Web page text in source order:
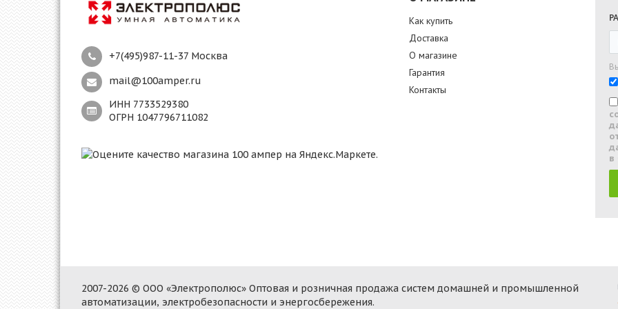
+7(495)987-11-37 Москва
mail@100amper.ru
ИНН 7733529380
ОГРН 1047796711082
Как купить
Доставка
О магазине
Гарантия
Контакты
в
2007-2026 © ООО «Электрополюс» Оптовая и розничная продажа систем домашней и промышленной
автоматизации, электробезопасности и энергосбережения.